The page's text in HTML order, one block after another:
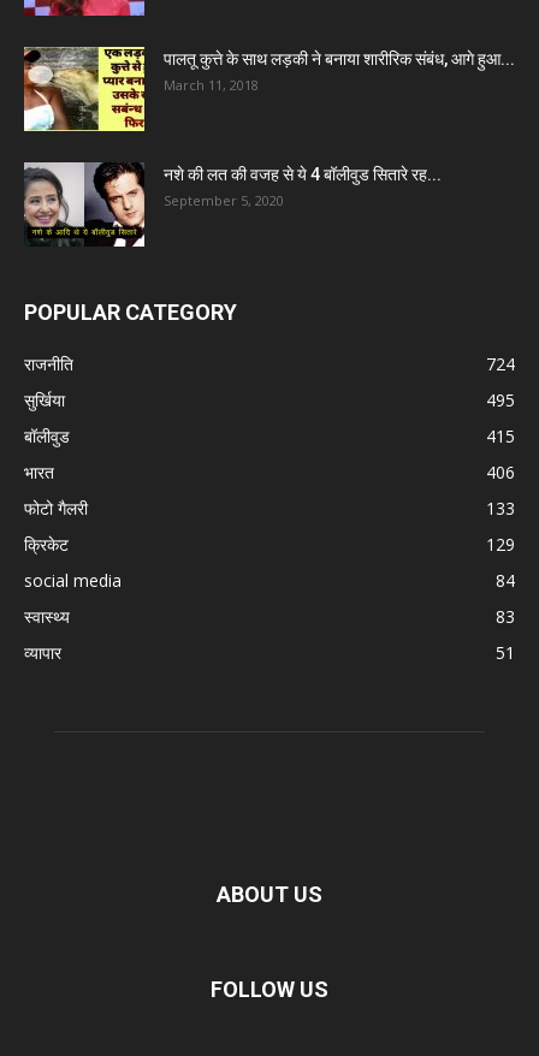
पालतू कुत्ते के साथ लड़की ने बनाया शारीरिक संबंध, आगे हुआ...
March 11, 2018
नशे की लत की वजह से ये 4 बॉलीवुड सितारे रह...
September 5, 2020
POPULAR CATEGORY
राजनीति
724
सुर्खिया
495
बॉलीवुड
415
भारत
406
फोटो गैलरी
133
क्रिकेट
129
social media
84
स्वास्थ्य
83
व्यापार
51
ABOUT US
FOLLOW US